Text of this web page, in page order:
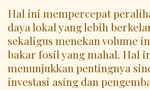
Hal ini mempercepat
daya lokal yang lebih
sekaligus menekan volume
bakar fosil yang mahal. Hal
menunjukkan pentingnya
investasi asing dan